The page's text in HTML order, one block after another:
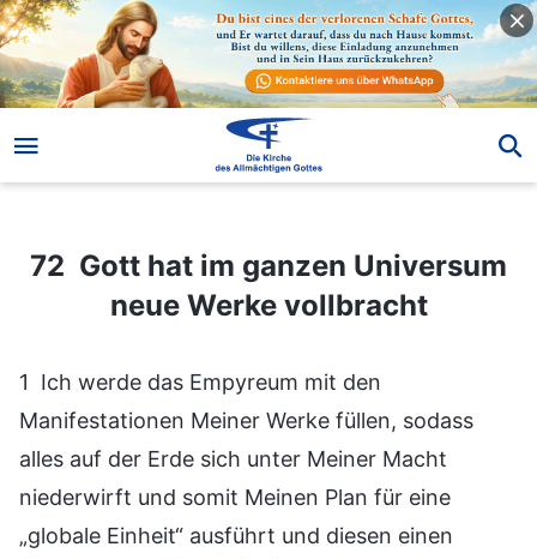
72 Gott hat im ganzen Universum
neue Werke vollbracht
1 Ich werde das Empyreum mit den
Manifestationen Meiner Werke füllen, sodass
alles auf der Erde sich unter Meiner Macht
niederwirft und somit Meinen Plan für eine
„globale Einheit“ ausführt und diesen einen